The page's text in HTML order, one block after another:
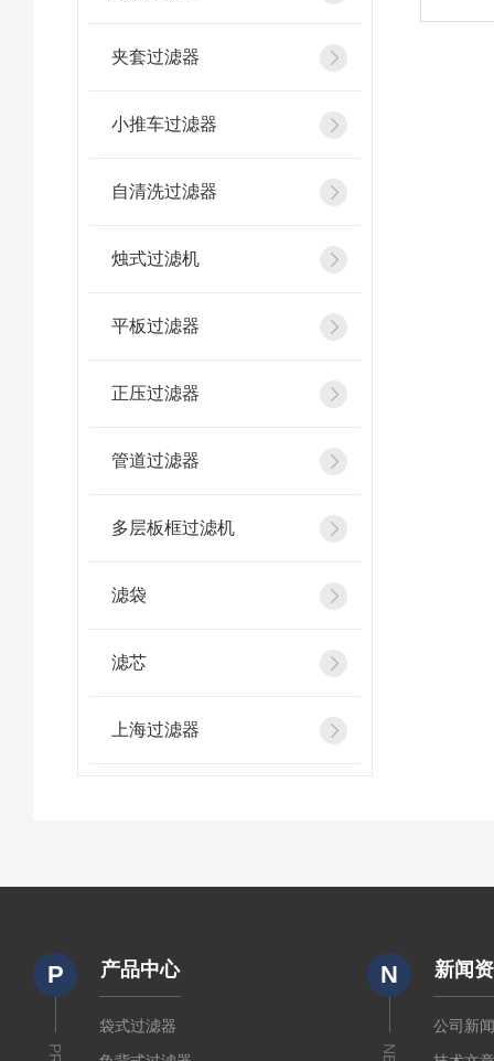
夹套过滤器
小推车过滤器
自清洗过滤器
烛式过滤机
平板过滤器
正压过滤器
管道过滤器
多层板框过滤机
滤袋
滤芯
上海过滤器
P 产品中心
袋式过滤器
N 新闻
公司新